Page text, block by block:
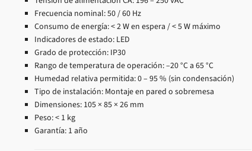
Frecuencia nominal: 50 / 60 Hz
Consumo de energía: < 2 W en espera / < 5 W máximo
Indicadores de estado: LED
Grado de protección: IP30
Rango de temperatura de operación: –20 °C a 65 °C
Humedad relativa permitida: 0 – 95 % (sin condensación)
Tipo de instalación: Montaje en pared o sobremesa
Dimensiones: 105 × 85 × 26 mm
Peso: < 1 kg
Garantía: 1 año